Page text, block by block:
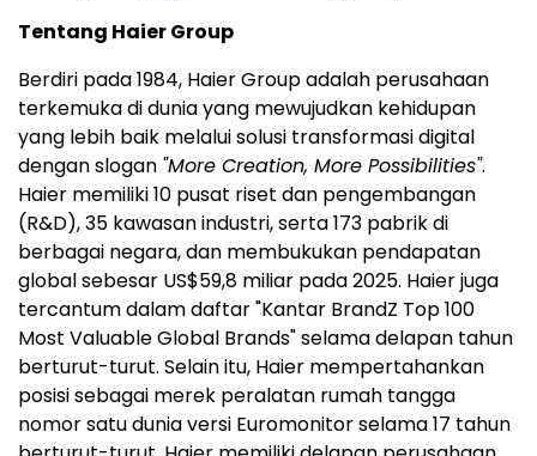
Tentang Haier Group
Berdiri pada 1984, Haier Group adalah perusahaan
terkemuka di dunia yang mewujudkan kehidupan
yang lebih baik melalui solusi transformasi digital
dengan slogan "More Creation, More Possibilities".
Haier memiliki 10 pusat riset dan pengembangan
(R&D), 35 kawasan industri, serta 173 pabrik di
berbagai negara, dan membukukan pendapatan
global sebesar US$59,8 miliar pada 2025. Haier juga
tercantum dalam daftar "Kantar BrandZ Top 100
Most Valuable Global Brands" selama delapan tahun
berturut-turut. Selain itu, Haier mempertahankan
posisi sebagai merek peralatan rumah tangga
nomor satu dunia versi Euromonitor selama 17 tahun